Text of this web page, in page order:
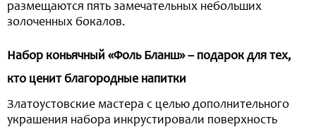
размещаются пять замечательных небольших
золоченных бокалов.
Набор коньячный «Фоль Бланш» – подарок для тех,
кто ценит благородные напитки
Златоустовские мастера с целью дополнительного
украшения набора инкрустировали поверхность